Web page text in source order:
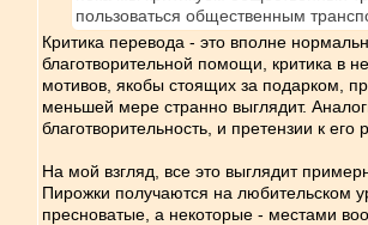
пользоваться общественным
Критика перевода - это вполне
благотворительной помощи, критика в
мотивов, якобы стоящих за подарком,
меньшей мере странно выглядит.
благотворительность, и претензии к
На мой взгляд, все это выглядит
Пирожки получаются на любительском
пресноватые, а некоторые - местами